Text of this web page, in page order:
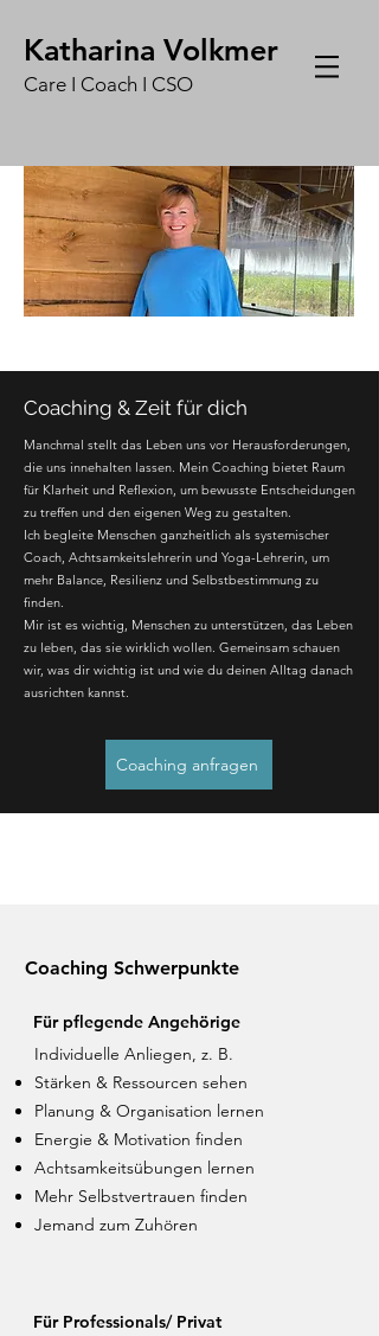
Katharina Volkmer
Care I Coach I CSO
Coaching & Zeit für dich
Manchmal stellt das Leben uns vor Herausforderungen,
die uns innehalten lassen. Mein Coaching bietet Raum
für Klarheit und Reflexion, um bewusste Entscheidungen
zu treffen und den eigenen Weg zu gestalten.
Ich begleite Menschen ganzheitlich als systemischer
Coach, Achtsamkeitslehrerin und Yoga-Lehrerin, um
mehr Balance, Resilienz und Selbstbestimmung zu
finden.
Mir ist es wichtig, Menschen zu unterstützen, das Leben
zu leben, das sie wirklich wollen. Gemeinsam schauen
wir, was dir wichtig ist und wie du deinen Alltag danach
ausrichten kannst.
Coaching anfragen
Coaching Schwerpunkte
Für pflegende Angehörige
Individuelle Anliegen, z. B.
Stärken & Ressourcen sehen
Planung & Organisation lernen
Energie & Motivation finden
Achtsamkeitsübungen lernen
Mehr Selbstvertrauen finden
Jemand zum Zuhören
Für Professionals/ Privat